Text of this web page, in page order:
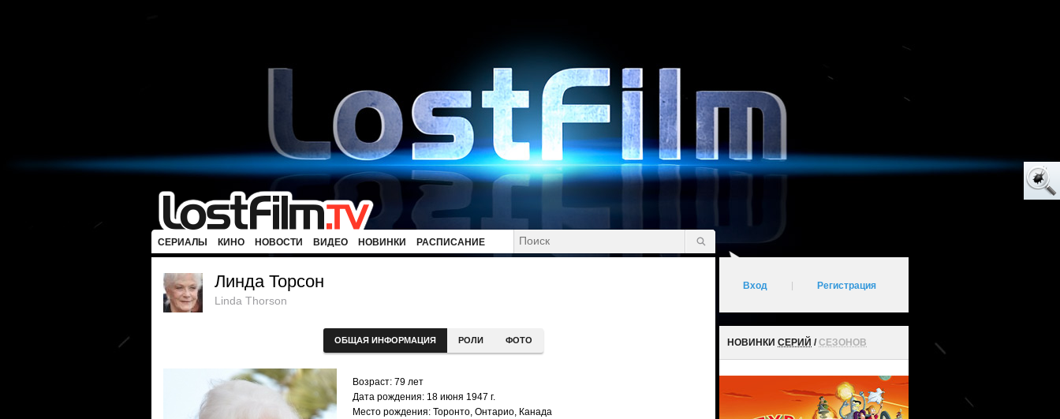
СЕРИАЛЫ КИНО НОВОСТИ ВИДЕО НОВИНКИ РАСПИСАНИЕ
Линда Торсон
Linda Thorson
ОБЩАЯ ИНФОРМАЦИЯ РОЛИ ФОТО
Возраст: 79 лет
Дата рождения: 18 июня 1947 г.
Место рождения: Торонто, Онтарио, Канада
Вход Регистрация
НОВИНКИ СЕРИЙ /СЕЗОНОВ